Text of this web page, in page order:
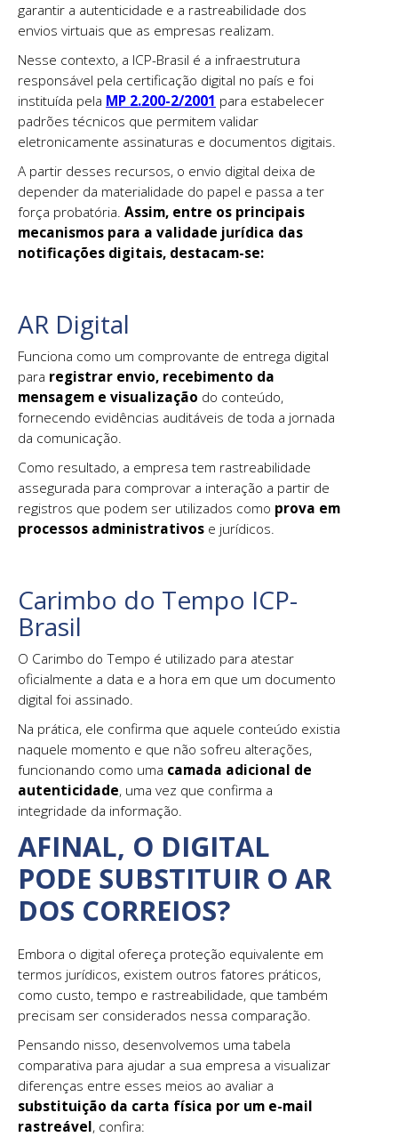
garantir a autenticidade e a rastreabilidade dos
envios virtuais que as empresas realizam.
Nesse contexto, a ICP-Brasil é a infraestrutura
responsável pela certificação digital no país e foi
instituída pela MP 2.200-2/2001 para estabelecer
padrões técnicos que permitem validar
eletronicamente assinaturas e documentos digitais.
A partir desses recursos, o envio digital deixa de
depender da materialidade do papel e passa a ter
força probatória. Assim, entre os principais
mecanismos para a validade jurídica das
notificações digitais, destacam-se:
AR Digital
Funciona como um comprovante de entrega digital
para registrar envio, recebimento da
mensagem e visualização do conteúdo,
fornecendo evidências auditáveis de toda a jornada
da comunicação.
Como resultado, a empresa tem rastreabilidade
assegurada para comprovar a interação a partir de
registros que podem ser utilizados como prova em
processos administrativos e jurídicos.
Carimbo do Tempo ICP-
Brasil
O Carimbo do Tempo é utilizado para atestar
oficialmente a data e a hora em que um documento
digital foi assinado.
Na prática, ele confirma que aquele conteúdo existia
naquele momento e que não sofreu alterações,
funcionando como uma camada adicional de
autenticidade, uma vez que confirma a
integridade da informação.
AFINAL, O DIGITAL
PODE SUBSTITUIR O AR
DOS CORREIOS?
Embora o digital ofereça proteção equivalente em
termos jurídicos, existem outros fatores práticos,
como custo, tempo e rastreabilidade, que também
precisam ser considerados nessa comparação.
Pensando nisso, desenvolvemos uma tabela
comparativa para ajudar a sua empresa a visualizar
diferenças entre esses meios ao avaliar a
substituição da carta física por um e-mail
rastreável, confira: